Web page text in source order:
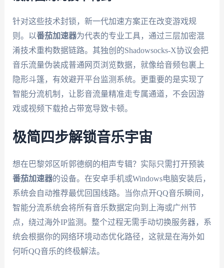
针对这些技术封锁，新一代加速方案正在改变游戏规
则。以番茄加速器为代表的专业工具，通过三层加密混
淆技术重构数据链路。其独创的Shadowsocks-X协议会把
音乐流量伪装成普通网页浏览数据，就像给音频包裹上
隐形斗篷，有效避开平台监测系统。更重要的是实现了
智能分流机制，让影音流量精准走专属通道，不会因游
戏或视频下载抢占带宽导致卡顿。
极简四步解锁音乐宇宙
想在巴黎郊区听郭德纲的相声专辑？实际只需打开预装
番茄加速器的设备。在安卓手机或Windows电脑安装后，
系统会自动推荐最优回国线路。当你点开QQ音乐瞬间，
智能分流系统会将所有音乐数据定向到上海或广州节
点，绕过海外IP监测。整个过程无需手动切换服务器，系
统会根据你的网络环境动态优化路径，这就是在海外如
何听QQ音乐的终极解法。